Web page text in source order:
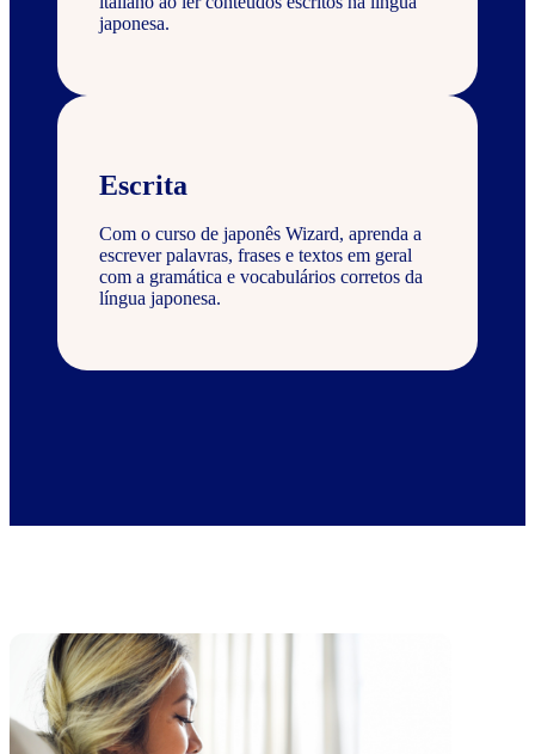
japonesa.
Escrita
Com o curso de japonês Wizard, aprenda a
escrever palavras, frases e textos em geral
com a gramática e vocabulários corretos da
língua japonesa.